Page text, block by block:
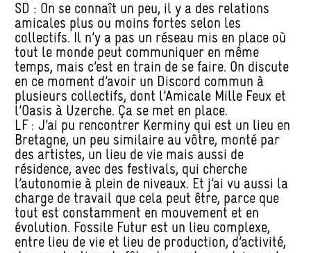
SD : On se connaît un peu, il y a des relations
amicales plus ou moins fortes selon les
collectifs. Il n’y a pas un réseau mis en place où
tout le monde peut communiquer en même
temps, mais c’est en train de se faire. On discute
en ce moment d’avoir un Discord commun à
plusieurs collectifs, dont l’Amicale Mille Feux et
l’Oasis à Uzerche. Ça se met en place.
LF : J’ai pu rencontrer Kerminy qui est un lieu en
Bretagne, un peu similaire au vôtre, monté par
des artistes, un lieu de vie mais aussi de
résidence, avec des festivals, qui cherche
l’autonomie à plein de niveaux. Et j’ai vu aussi la
charge de travail que cela peut être, parce que
tout est constamment en mouvement et en
évolution. Fossile Futur est un lieu complexe,
entre lieu de vie et lieu de production, d’activité,